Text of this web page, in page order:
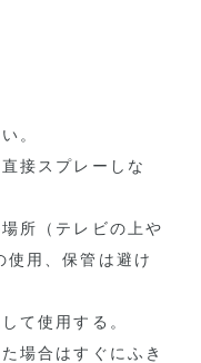
。
接スプレーしな
所（テレビの上や
使用、保管は避け
て使用する。
場合はすぐにふき